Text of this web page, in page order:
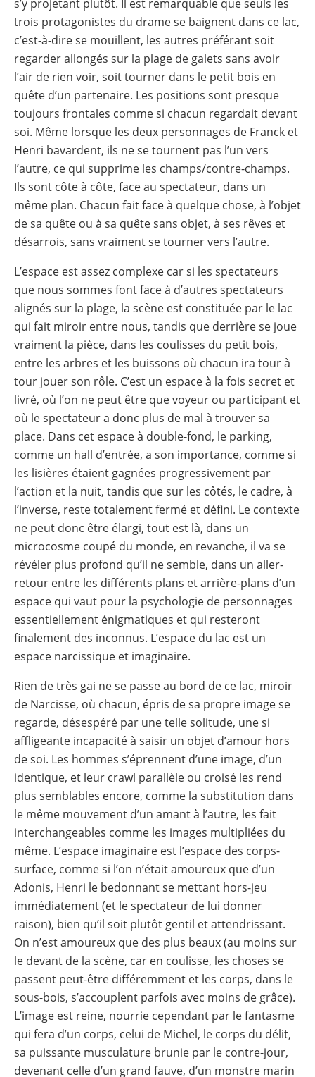
s’y projetant plutôt. Il est remarquable que seuls les
trois protagonistes du drame se baignent dans ce lac,
c’est-à-dire se mouillent, les autres préférant soit
regarder allongés sur la plage de galets sans avoir
l’air de rien voir, soit tourner dans le petit bois en
quête d’un partenaire. Les positions sont presque
toujours frontales comme si chacun regardait devant
soi. Même lorsque les deux personnages de Franck et
Henri bavardent, ils ne se tournent pas l’un vers
l’autre, ce qui supprime les champs/contre-champs.
Ils sont côte à côte, face au spectateur, dans un
même plan. Chacun fait face à quelque chose, à l’objet
de sa quête ou à sa quête sans objet, à ses rêves et
désarrois, sans vraiment se tourner vers l’autre.
L’espace est assez complexe car si les spectateurs
que nous sommes font face à d’autres spectateurs
alignés sur la plage, la scène est constituée par le lac
qui fait miroir entre nous, tandis que derrière se joue
vraiment la pièce, dans les coulisses du petit bois,
entre les arbres et les buissons où chacun ira tour à
tour jouer son rôle. C’est un espace à la fois secret et
livré, où l’on ne peut être que voyeur ou participant et
où le spectateur a donc plus de mal à trouver sa
place. Dans cet espace à double-fond, le parking,
comme un hall d’entrée, a son importance, comme si
les lisières étaient gagnées progressivement par
l’action et la nuit, tandis que sur les côtés, le cadre, à
l’inverse, reste totalement fermé et défini. Le contexte
ne peut donc être élargi, tout est là, dans un
microcosme coupé du monde, en revanche, il va se
révéler plus profond qu’il ne semble, dans un aller-
retour entre les différents plans et arrière-plans d’un
espace qui vaut pour la psychologie de personnages
essentiellement énigmatiques et qui resteront
finalement des inconnus. L’espace du lac est un
espace narcissique et imaginaire.
Rien de très gai ne se passe au bord de ce lac, miroir
de Narcisse, où chacun, épris de sa propre image se
regarde, désespéré par une telle solitude, une si
affligeante incapacité à saisir un objet d’amour hors
de soi. Les hommes s’éprennent d’une image, d’un
identique, et leur crawl parallèle ou croisé les rend
plus semblables encore, comme la substitution dans
le même mouvement d’un amant à l’autre, les fait
interchangeables comme les images multipliées du
même. L’espace imaginaire est l’espace des corps-
surface, comme si l’on n’était amoureux que d’un
Adonis, Henri le bedonnant se mettant hors-jeu
immédiatement (et le spectateur de lui donner
raison), bien qu’il soit plutôt gentil et attendrissant.
On n’est amoureux que des plus beaux (au moins sur
le devant de la scène, car en coulisse, les choses se
passent peut-être différemment et les corps, dans le
sous-bois, s’accouplent parfois avec moins de grâce).
L’image est reine, nourrie cependant par le fantasme
qui fera d’un corps, celui de Michel, le corps du délit,
sa puissante musculature brunie par le contre-jour,
devenant celle d’un grand fauve, d’un monstre marin